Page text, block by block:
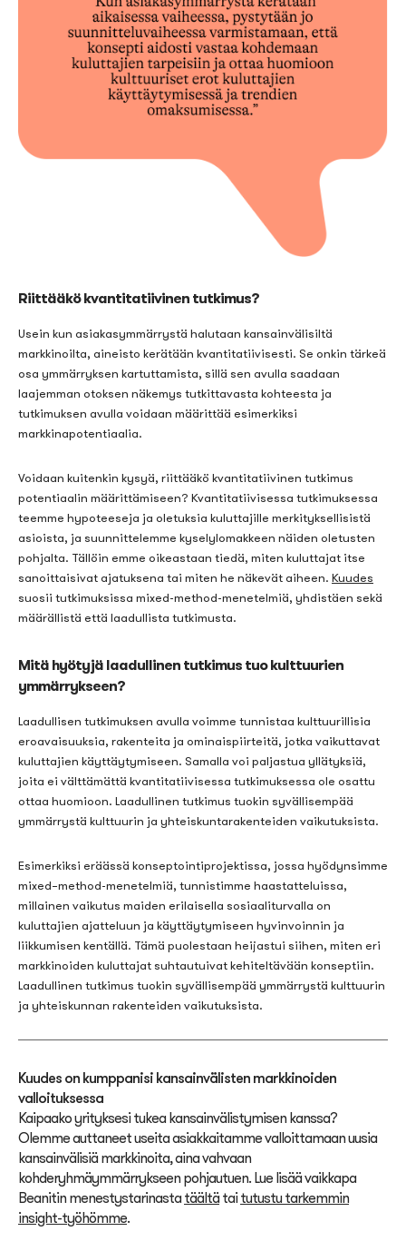
Riittääkö kvantitatiivinen tutkimus?
Usein kun asiakasymmärrystä halutaan kansainvälisiltä
markkinoilta, aineisto kerätään kvantitatiivisesti. Se onkin tärkeä
osa ymmärryksen kartuttamista, sillä sen avulla saadaan
laajemman otoksen näkemys tutkittavasta kohteesta ja
tutkimuksen avulla voidaan määrittää esimerkiksi
markkinapotentiaalia.
Voidaan kuitenkin kysyä, riittääkö kvantitatiivinen tutkimus
potentiaalin määrittämiseen? Kvantitatiivisessa tutkimuksessa
teemme hypoteeseja ja oletuksia kuluttajille merkityksellisistä
asioista, ja suunnittelemme kyselylomakkeen näiden oletusten
pohjalta. Tällöin emme oikeastaan tiedä, miten kuluttajat itse
sanoittaisivat ajatuksena tai miten he näkevät aiheen. Kuudes
suosii tutkimuksissa mixed-method-menetelmiä, yhdistäen sekä
määrällistä että laadullista tutkimusta.
Mitä hyötyjä laadullinen tutkimus tuo kulttuurien
ymmärrykseen?
Laadullisen tutkimuksen avulla voimme tunnistaa kulttuurillisia
eroavaisuuksia, rakenteita ja ominaispiirteitä, jotka vaikuttavat
kuluttajien käyttäytymiseen. Samalla voi paljastua yllätyksiä,
joita ei välttämättä kvantitatiivisessa tutkimuksessa ole osattu
ottaa huomioon. Laadullinen tutkimus tuokin syvällisempää
ymmärrystä kulttuurin ja yhteiskuntarakenteiden vaikutuksista.
Esimerkiksi eräässä konseptointiprojektissa, jossa hyödynsimme
mixed–method-menetelmiä, tunnistimme haastatteluissa,
millainen vaikutus maiden erilaisella sosiaaliturvalla on
kuluttajien ajatteluun ja käyttäytymiseen hyvinvoinnin ja
liikkumisen kentällä. Tämä puolestaan heijastui siihen, miten eri
markkinoiden kuluttajat suhtautuivatkehiteltävään konseptiin.
Laadullinen tutkimus tuokin syvällisempää ymmärrystä kulttuurin
ja yhteiskunnan rakenteiden vaikutuksista.
Kuudes on kumppanisi kansainvälisten markkinoiden
valloituksessa
Kaipaako yrityksesi tukea kansainvälistymisen kanssa?
Olemme auttaneet useita asiakkaitamme valloittamaan uusia
kansainvälisiä markkinoita, aina vahvaan
kohderyhmäymmärrykseen pohjautuen. Lue lisää vaikkapa
Beanitin menestystarinasta täältä tai tutustu tarkemmin
insight-työhömme.